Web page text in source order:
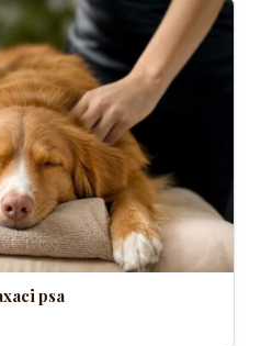
psa